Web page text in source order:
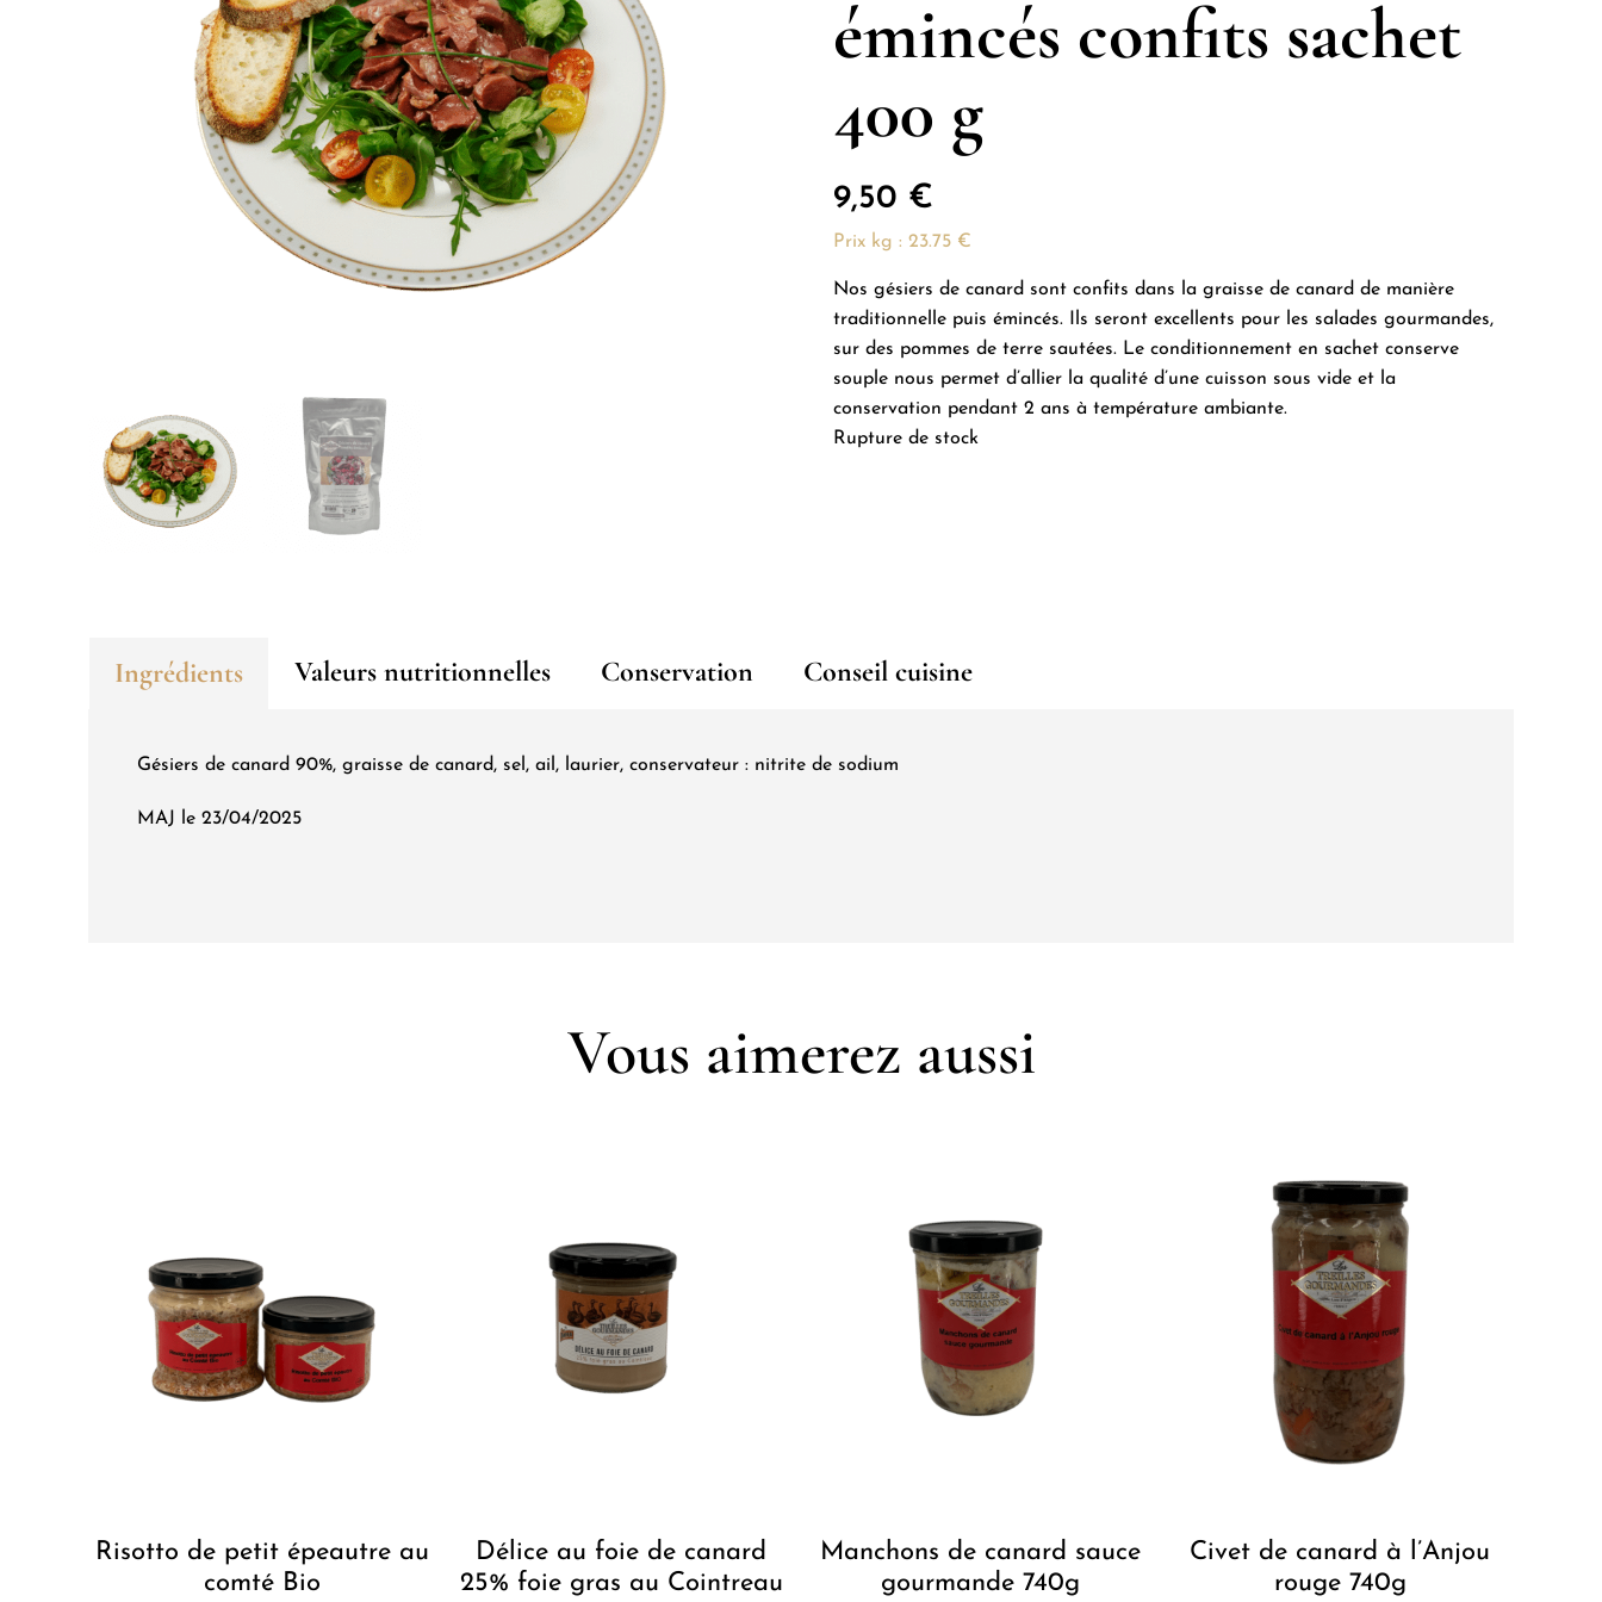
émincés confits sachet
400 g
9,50 €
Prix kg : 23.75 €
Nos gésiers de canard sont confits dans la graisse de canard de manière
traditionnelle puis émincés. Ils seront excellents pour les salades gourmandes,
sur des pommes de terre sautées. Le conditionnement en sachet conserve
souple nous permet d’allier la qualité d’une cuisson sous vide et la
conservation pendant 2 ans à température ambiante.
Rupture de stock
Ingrédients Valeurs nutritionnelles Conservation Conseil cuisine
Gésiers de canard 90%, graisse de canard, sel, ail, laurier, conservateur : nitrite de sodium
MAJ le 23/04/2025
Vous aimerez aussi
Risotto de petit épeautre au
comté Bio
Délice au foie de canard
25% foie gras au Cointreau
Manchons de canard sauce
gourmande 740g
Civet de canard à l’Anjou
rouge 740g